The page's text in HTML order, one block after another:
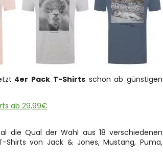
4er Pack T-Shirtsschon ab günstigen
ab 29,99€
die Qual der Wahl aus 18 verschiedenen
von Jack & Jones, Mustang, Puma,